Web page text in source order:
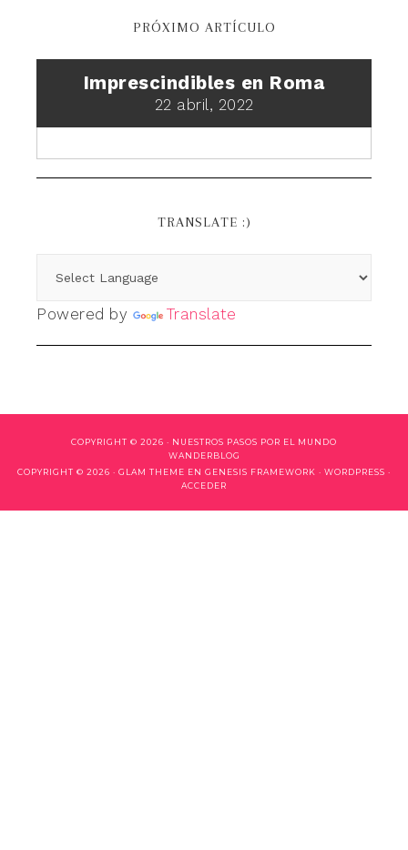
PRÓXIMO ARTÍCULO
Imprescindibles en Roma
22 abril, 2022
TRANSLATE :)
Powered by Translate
COPYRIGHT © 2026 · NUESTROS PASOS POR EL MUNDO
WANDERBLOG
COPYRIGHT © 2026 · GLAM THEME EN GENESIS FRAMEWORK · WORDPRESS ·
ACCEDER